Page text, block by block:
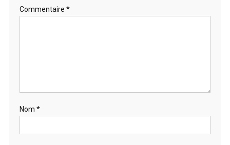
Commentaire *
Nom *